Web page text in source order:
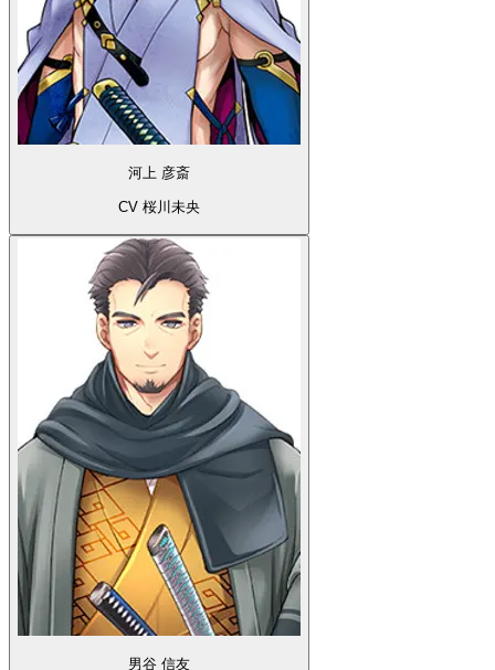
河上 彦斎
CV 桜川未央
男谷 信友